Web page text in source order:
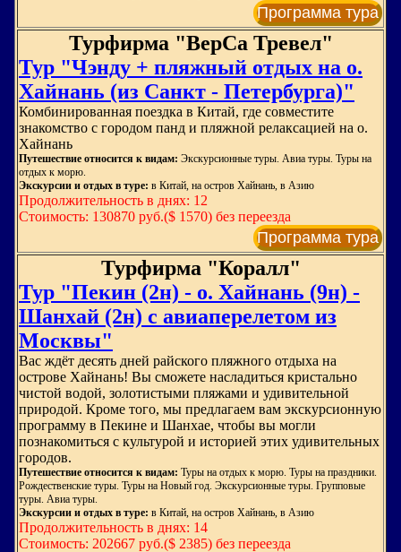
Программа тура
Турфирма "ВерСа Тревел"
Тур "Чэнду + пляжный отдых на о.
Хайнань (из Санкт - Петербурга)"
Комбинированная поездка в Китай, где совместите
знакомство с городом панд и пляжной релаксацией на о.
Хайнань
Путешествие относится к видам: Экскурсионные туры. Авиа туры. Туры на
отдых к морю.
Экскурсии и отдых в туре: в Китай, на остров Хайнань, в Азию
Продолжительность в днях: 12
Стоимость: 130870 руб.($ 1570) без переезда
Программа тура
Турфирма "Коралл"
Тур "Пекин (2н) - о. Хайнань (9н) -
Шанхай (2н) с авиаперелетом из
Москвы"
Вас ждёт десять дней райского пляжного отдыха на
острове Хайнань! Вы сможете насладиться кристально
чистой водой, золотистыми пляжами и удивительной
природой. Кроме того, мы предлагаем вам экскурсионную
программу в Пекине и Шанхае, чтобы вы могли
познакомиться с культурой и историей этих удивительных
городов.
Путешествие относится к видам: Туры на отдых к морю. Туры на праздники.
Рождественские туры. Туры на Новый год. Экскурсионные туры. Групповые
туры. Авиа туры.
Экскурсии и отдых в туре: в Китай, на остров Хайнань, в Азию
Продолжительность в днях: 14
Стоимость: 202667 руб.($ 2385) без переезда